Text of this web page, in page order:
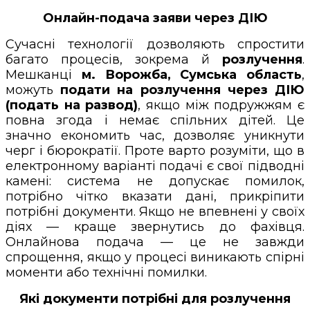
Онлайн-подача заяви через ДІЮ
Сучасні технології дозволяють спростити
багато процесів, зокрема й розлучення.
Мешканці м. Ворожба, Сумська область,
можуть подати на розлучення через ДІЮ
(подать на развод), якщо між подружжям є
повна згода і немає спільних дітей. Це
значно економить час, дозволяє уникнути
черг і бюрократії. Проте варто розуміти, що в
електронному варіанті подачі є свої підводні
камені: система не допускає помилок,
потрібно чітко вказати дані, прикріпити
потрібні документи. Якщо не впевнені у своїх
діях — краще звернутись до фахівця.
Онлайнова подача — це не завжди
спрощення, якщо у процесі виникають спірні
моменти або технічні помилки.
Які документи потрібні для розлучення